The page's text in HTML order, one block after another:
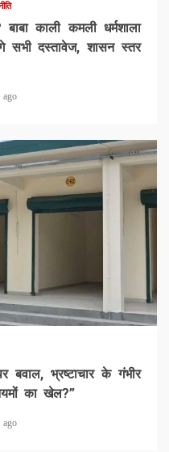
बाबा काली कमली धर्मशाला
सभी दस्तावेज, शासन स्तर
भ्रष्टाचार के गंभीर
का खेल?”